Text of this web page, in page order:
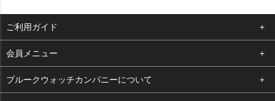
ご利用ガイド
よくある質問
支払い・送料
会員メニュー
ログイン
ブルークウォッチカンパニーについて